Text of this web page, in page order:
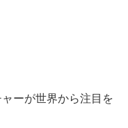
ーが世界から注目を